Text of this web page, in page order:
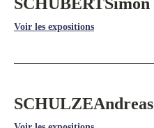
SCHUBERTSimon
Voir les expositions
SCHULZEAndreas